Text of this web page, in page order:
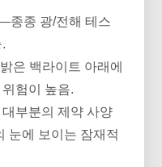
종종 광/전해 테스
은 백라이트 아래에
험이 높음.
부분의 제약 사양
눈에 보이는 잠재적